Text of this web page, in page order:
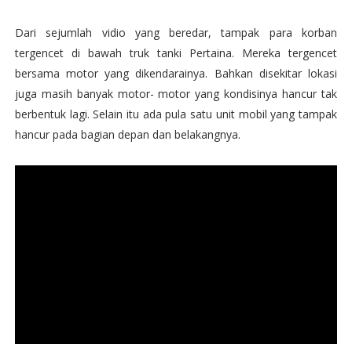
Dari sejumlah vidio yang beredar, tampak para korban
tergencet di bawah truk tanki Pertaina. Mereka tergencet
bersama motor yang dikendarainya. Bahkan disekitar lokasi
juga masih banyak motor- motor yang kondisinya hancur tak
berbentuk lagi. Selain itu ada pula satu unit mobil yang tampak
hancur pada bagian depan dan belakangnya.